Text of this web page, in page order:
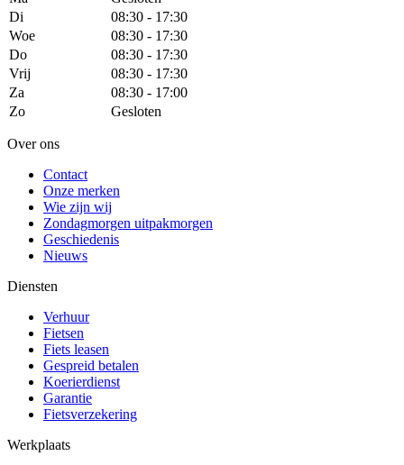
Di
08:30 - 17:30
Woe
08:30 - 17:30
Do
08:30 - 17:30
Vrij
08:30 - 17:30
Za
08:30 - 17:00
Zo
Gesloten
Over ons
Contact
Onze merken
Wie zijn wij
Zondagmorgen uitpakmorgen
Geschiedenis
Nieuws
Diensten
Verhuur
Fietsen
Fiets leasen
Gespreid betalen
Koerierdienst
Garantie
Fietsverzekering
Werkplaats